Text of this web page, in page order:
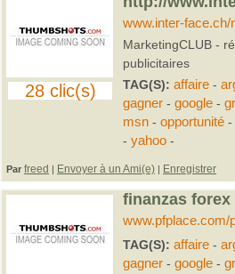
28 clic(s)
www.inter-face.ch/
MarketingCLUB -
publicitaires
TAG(S): affaire-
gagner- google-
msn - opportunité-
- yahoo-
Par freed | Envoyer à un Ami(e) | Enregistrer
finanzas forex
www.pfplace.com/
TAG(S): affaire-
gagner- google-